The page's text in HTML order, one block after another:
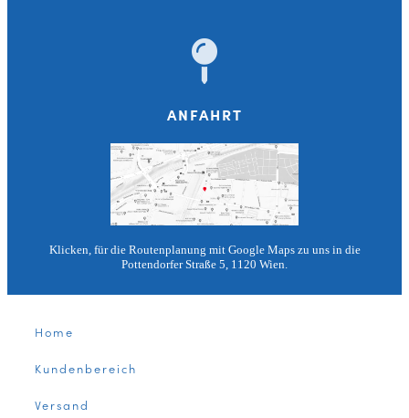
ANFAHRT
Klicken, für die Routenplanung mit Google Maps zu uns in die
Pottendorfer Straße 5, 1120 Wien.
Home
Kundenbereich
Versand